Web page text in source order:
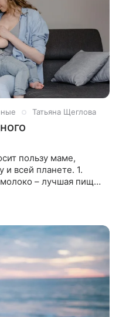
Татьяна Щеглова
пользу маме,
всей планете. 1.
– лучшая пища,
В